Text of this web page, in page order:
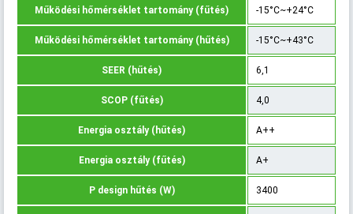
Működési hőmérséklet tartomány (fűtés) -15°C~+24°C
Működési hőmérséklet tartomány (hűtés) -15°C~+43°C
SEER (hűtés) 6,1
SCOP (fűtés) 4,0
Energia osztály (hűtés) A++
Energia osztály (fűtés) A+
P design hűtés (W) 3400